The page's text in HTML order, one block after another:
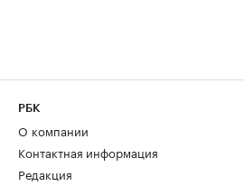
РБК
О компании
Контактная информация
Редакция